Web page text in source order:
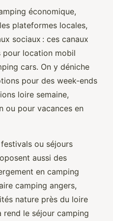
économique,
plateformes locales,
sociaux : ces canaux
pour location mobil
cars. On y déniche
pour des week-ends
loire semaine,
ou pour vacances en
ou séjours
aussi des
en camping
camping angers,
nature près du loire
rend le séjour camping